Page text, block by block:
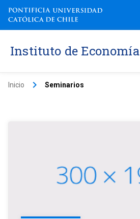
Instituto de Economía
Inicio keyboard_arrow_right Seminarios